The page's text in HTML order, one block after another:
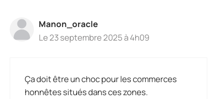
Manon_oracle
Le 23 septembre 2025 à 4h09
Ça doit être un choc pour les commerces
honnêtes situés dans ces zones.